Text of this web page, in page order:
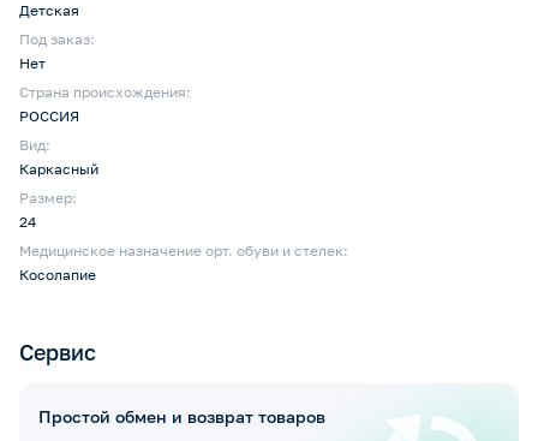
Детская
Под заказ:
Нет
Страна происхождения:
РОССИЯ
Вид:
Каркасный
Размер:
24
Медицинское назначение орт. обуви и стелек:
Косолапие
Сервис
Простой обмен и возврат товаров